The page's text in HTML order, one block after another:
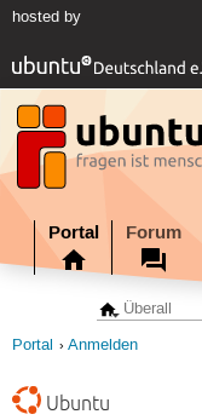
hosted by
Portal Forum
Portal Anmelden
Ubuntu